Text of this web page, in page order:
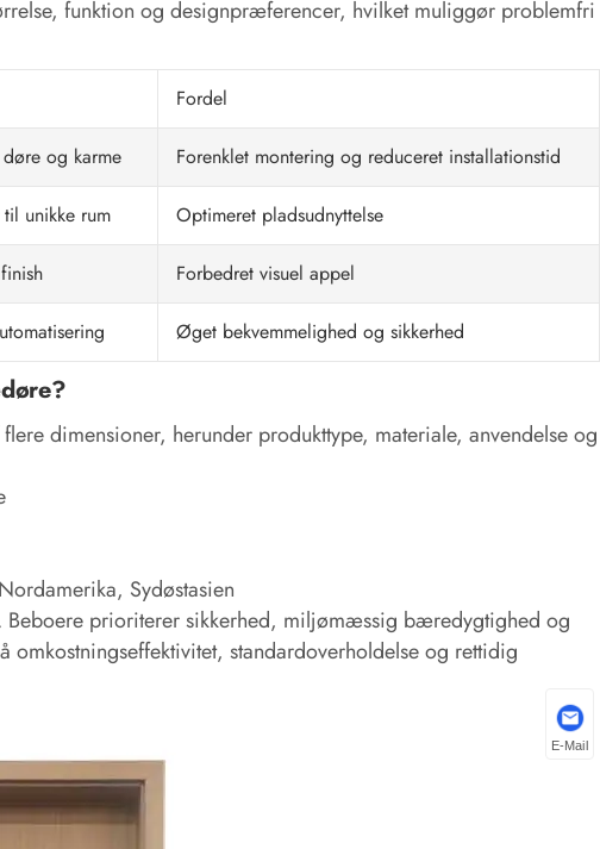
funktion og designpræferencer, hvilket muliggør problemfri
Fordel
og karme Forenklet montering og reduceret installationstid
unikke rum Optimeret pladsudnyttelse
Forbedret visuel appel
Øget bekvemmelighed og sikkerhed
dimensioner, herunder produkttype, materiale, anvendelse og
Sydøstasien
Beboere prioriterer sikkerhed, miljømæssig bæredygtighed og
standardoverholdelse og rettidig
E-Mail